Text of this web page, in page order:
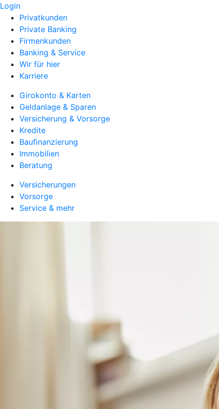
Login
Privatkunden
Private Banking
Firmenkunden
Banking & Service
Wir für hier
Karriere
Girokonto & Karten
Geldanlage & Sparen
Versicherung & Vorsorge
Kredite
Baufinanzierung
Immobilien
Beratung
Versicherungen
Vorsorge
Service & mehr